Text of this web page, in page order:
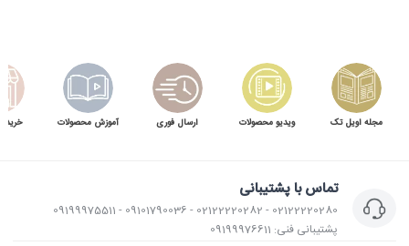
مجله اویل تک ویدیو محصولات ارسال فوری آموزش محصولات خرید
تماس با پشتیبانی
02122220280 - 02122220282 - 09101790036 - 09199975511
پشتیبانی فنی: 09199976611